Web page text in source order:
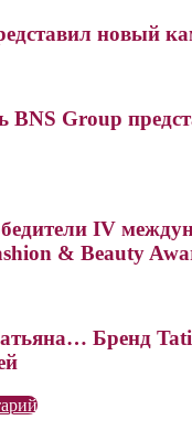
новый
BNS Group
IV
& Beauty
Бренд